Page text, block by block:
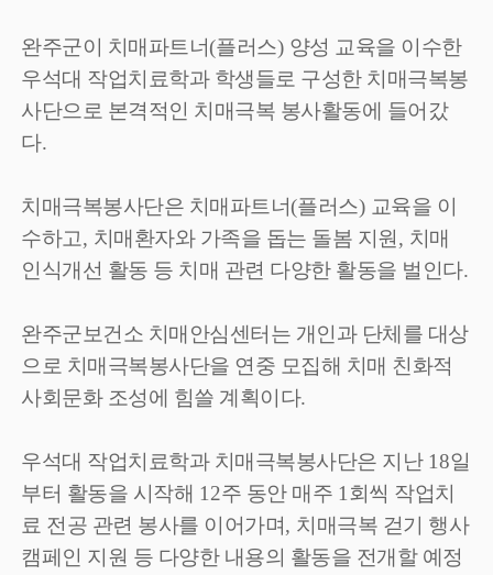
완주군이 치매파트너(플러스) 양성 교육을 이수한
우석대 작업치료학과 학생들로 구성한 치매극복봉
사단으로 본격적인 치매극복 봉사활동에 들어갔
다.
치매극복봉사단은 치매파트너(플러스) 교육을 이
수하고, 치매환자와 가족을 돕는 돌봄 지원, 치매
인식개선 활동 등 치매 관련 다양한 활동을 벌인다.
완주군보건소 치매안심센터는 개인과 단체를 대상
으로 치매극복봉사단을 연중 모집해 치매 친화적
사회문화 조성에 힘쓸 계획이다.
우석대 작업치료학과 치매극복봉사단은 지난 18일
부터 활동을 시작해 12주 동안 매주 1 회씩 작업치
료 전공 관련 봉사를 이어가며, 치매극복 걷기 행사
캠페인 지원 등 다양한 내용의 활동을 전개할 예정